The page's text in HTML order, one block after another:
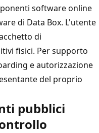
software online
di Data Box. L'utente
di
fisici. Per supporto
e autorizzazione
del proprio
pubblici